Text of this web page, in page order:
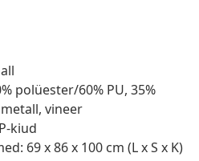
polüester/60% PU, 35%
vineer
kiud
69 x 86 x 100 cm (L x S x K)